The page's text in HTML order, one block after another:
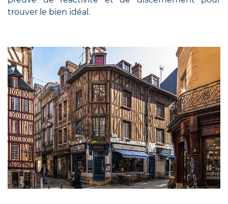
trouver le bien idéal.